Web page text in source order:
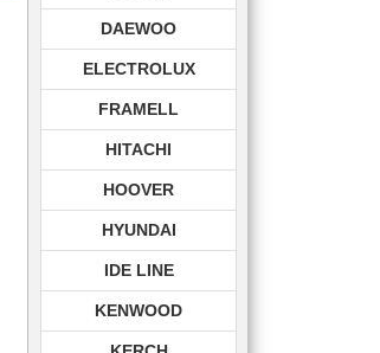
DAEWOO
ELECTROLUX
FRAMELL
HITACHI
HOOVER
HYUNDAI
IDE LINE
KENWOOD